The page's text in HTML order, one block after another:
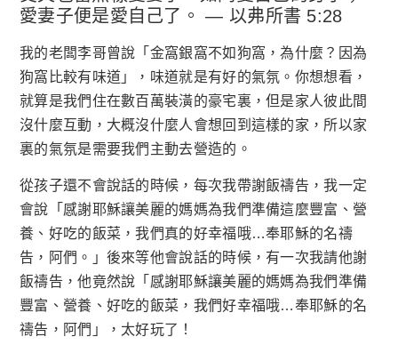
愛妻子便是愛自己了。 — 以弗所書 5:28
我的老闆李哥曾說「金窩銀窩不如狗窩，為什麼？因為
狗窩比較有味道」，味道就是有好的氣氛。你想想看，
就算是我們住在數百萬裝潢的豪宅裏，但是家人彼此間
沒什麼互動，大概沒什麼人會想回到這樣的家，所以家
裏的氣氛是需要我們主動去營造的。
從孩子還不會說話的時候，每次我帶謝飯禱告，我一定
會說「感謝耶穌讓美麗的媽媽為我們準備這麼豐富、營
養、好吃的飯菜，我們真的好幸福哦…奉耶穌的名禱
告，阿們。」後來等他會說話的時候，有一次我請他謝
飯禱告，他竟然說「感謝耶穌讓美麗的媽媽為我們準備
豐富、營養、好吃的飯菜，我們好幸福哦…奉耶穌的名
禱告，阿們」，太好玩了！